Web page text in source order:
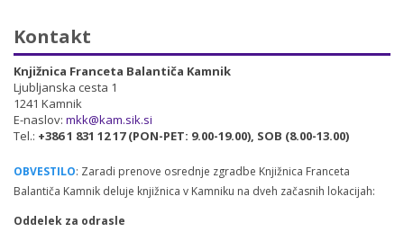
Kontakt
Knjižnica Franceta Balantiča Kamnik
Ljubljanska cesta 1
1241 Kamnik
E-naslov: mkk@kam.sik.si
Tel.: +386 1 831 12 17 (PON-PET: 9.00-19.00), SOB (8.00-13.00)
OBVESTILO: Zaradi prenove osrednje zgradbe Knjižnica Franceta
Balantiča Kamnik deluje knjižnica v Kamniku na dveh začasnih lokacijah:
Oddelek za odrasle